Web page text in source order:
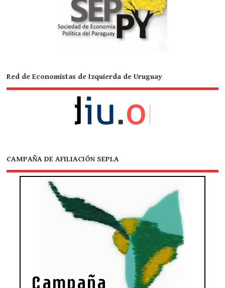
Red de Economistas de Izquierda de Uruguay
CAMPAÑA DE AFILIACIÓN SEPLA